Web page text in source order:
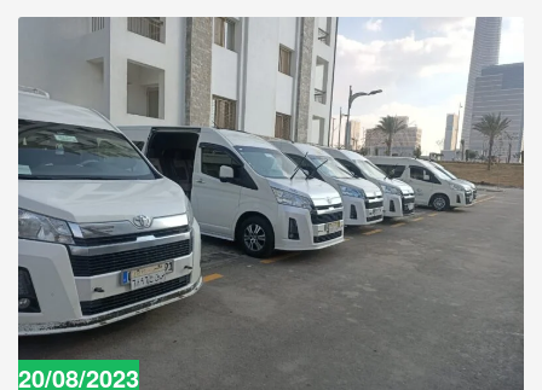
20/08/2023